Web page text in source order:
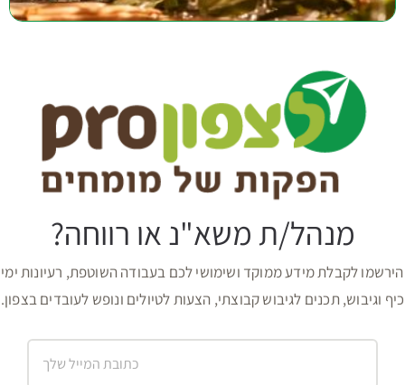
מנהל/ת משא"נ או רווחה?
הירשמו לקבלת מידע ממוקד ושימושי לכם בעבודה השוטפת, רעיונות ימי
כיף וגיבוש, תכנים לגיבוש קבוצתי, הצעות לטיולים ונופש לעובדים בצפון.